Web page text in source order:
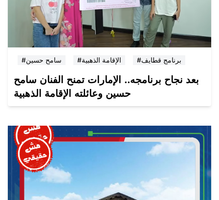
#سامح حسين #الإقامة الذهبية #برنامج قطايف
بعد نجاح برنامجه.. الإمارات تمنح الفنان سامح
حسين وعائلته الإقامة الذهبية